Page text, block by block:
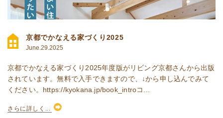
京都でかなえる家づくり2025
June.29.2025
京都でかなえる家づくり2025年度版がリビング京都さんから出版
されています。無料で入手できますので、↓から申し込んでみて
ください。https://kyokana.jp/book_introコ...
さらに詳しく...